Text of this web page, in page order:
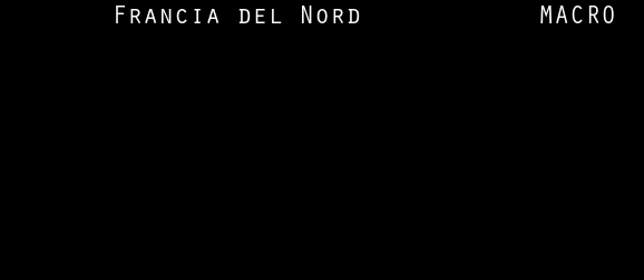
Francia del Nord MACRO